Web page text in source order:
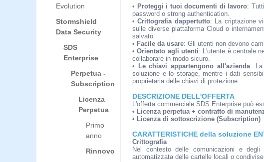
Evolution
Stormshield
Data Security
SDS
Enterprise
Perpetua -
Subscription
Licenza
Perpetua
Primo
anno
Rinnovo
• Proteggi i tuoi documenti di lavoro:
password o strong authentication.
•Crittografia dappertutto: La criptazione
sulle diverse piattaforma Cloud o
salvato.
• Facile da usare: Gli utenti non devono
•Orientato agli utenti: L'utente è centrale
collaborare in modo sicuro.
•
Le chiavi appartengono all'azienda: La
soluzione e lo storage, mentre i dati
proprietaria delle chiavi di protezione.
DESCRIZIONE DELL'OFFERTA
L'offerta commerciale SDS Enterprise può
• Licenza perpetua + contratto di
• Licenza di sottoscrizione (Subscription)
CARATTERISTICHE della soluzione
Crittografia
Nel contesto delle comunicazioni e degli
automatizzata delle cartelle locali o